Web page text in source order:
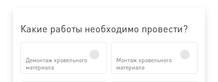
Какие работы необходимо провести?
Демонтаж кровельного
материала
Монтаж кровельного
материала